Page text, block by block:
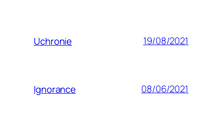
Uchronie 19/08/2021
Ignorance 08/06/2021